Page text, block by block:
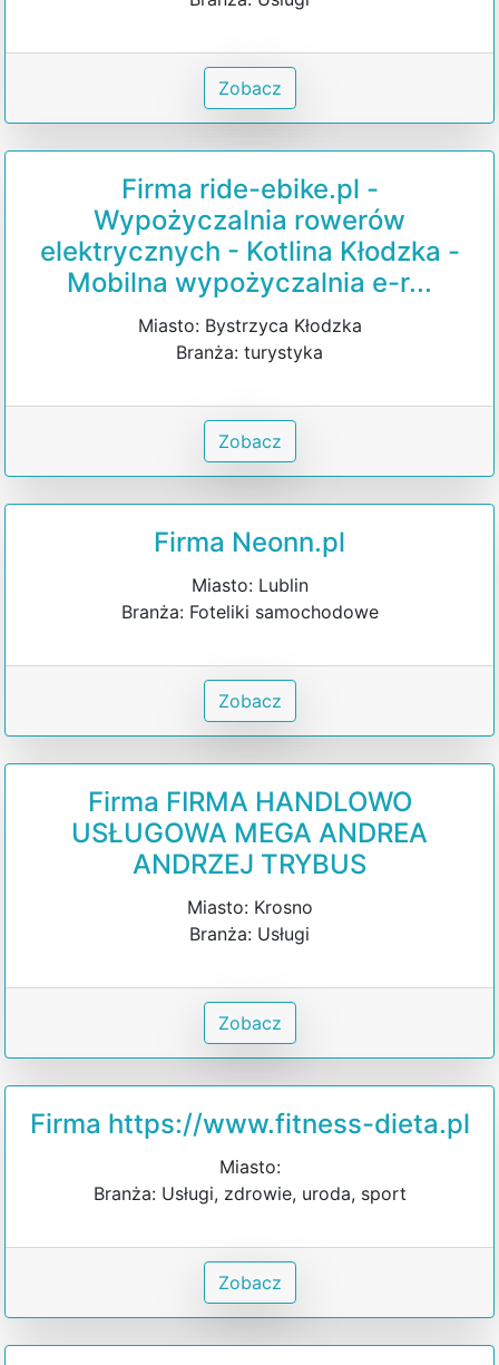
Zobacz
Firma ride-ebike.pl -
Wypożyczalnia rowerów
elektrycznych - Kotlina Kłodzka -
Mobilna wypożyczalnia e-r...
Miasto: Bystrzyca Kłodzka
Branża: turystyka
Zobacz
Firma Neonn.pl
Miasto: Lublin
Branża: Foteliki samochodowe
Zobacz
Firma FIRMA HANDLOWO
USŁUGOWA MEGA ANDREA
ANDRZEJ TRYBUS
Miasto: Krosno
Branża: Usługi
Zobacz
Firma https://www.fitness-dieta.pl
Miasto:
Branża: Usługi, zdrowie, uroda, sport
Zobacz